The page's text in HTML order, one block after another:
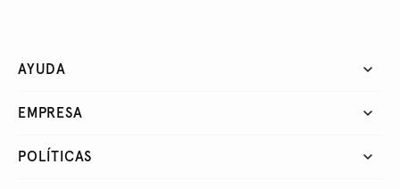
AYUDA
EMPRESA
POLÍTICAS